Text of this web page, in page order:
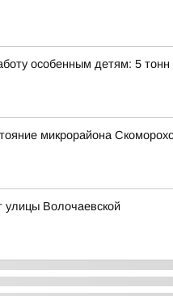
особенным детям: 5
микрорайона
Волочаевской